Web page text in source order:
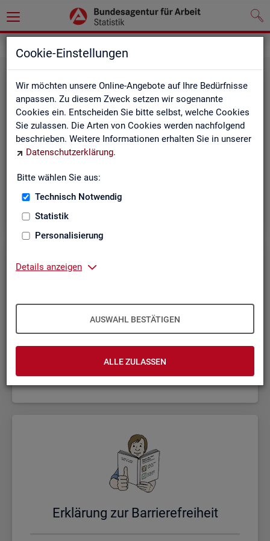
Cookie-Einstellungen
Wir möchten unsere Online-Angebote auf Ihre Bedürfnisse
anpassen. Zu diesem Zweck setzen wir sogenannte
Cookies ein. Entscheiden Sie bitte selbst, welche Cookies
Sie zulassen. Die Arten von Cookies werden nachfolgend
beschrieben. Weitere Informationen erhalten Sie in unserer
Datenschutzerklärung.
Bitte wählen Sie aus:
Technisch Notwendig
Statistik
Personalisierung
Details anzeigen
AUSWAHL BESTÄTIGEN
ALLE ZULASSEN
Er­klä­rung zur Bar­rie­re­frei­heit